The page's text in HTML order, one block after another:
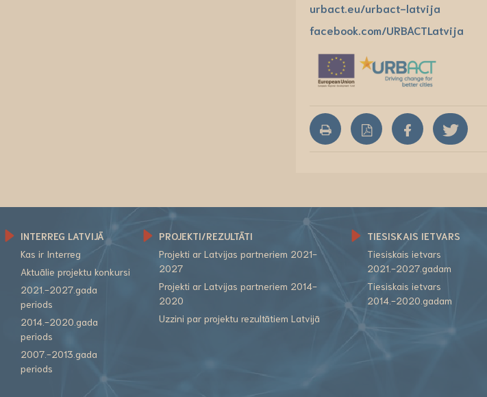
urbact.eu/urbact-latvija
facebook.com/URBACTLatvija
INTERREG LATVIJĀ
Kas ir Interreg
Aktuālie projektu konkursi
2021.-2027.gada
periods
2014.-2020.gada
periods
2007.-2013.gada
periods
PROJEKTI/REZULTĀTI
Projekti ar Latvijas partneriem 2021-
2027
Projekti ar Latvijas partneriem 2014-
2020
Uzzini par projektu rezultātiem Latvijā
TIESISKAIS IETVARS
Tiesiskais ietvars
2021.-2027.gadam
Tiesiskais ietvars
2014.-2020.gadam